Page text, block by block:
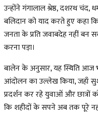
उन्होंने गंगालाल श्रेष्ठ, दशरथ चंद,
बलिदान को याद करते हुए कहा
जनता के प्रति जवाबदेह नहीं बन
करना पड़ा।
बालेन के अनुसार, यह स्थिति आज
आंदोलन का उल्लेख किया, जहाँ
प्रदर्शन कर रहे युवाओं और छात्रों
कि शहीदों के सपने अब तक पूरे